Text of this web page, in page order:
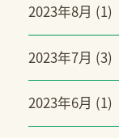
2023年8月 (1)
2023年7月 (3)
2023年6月 (1)